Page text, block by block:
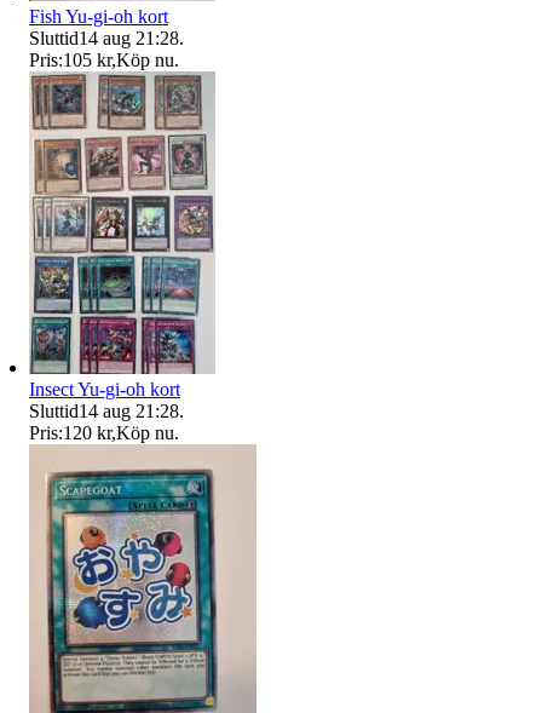
Fish Yu-gi-oh kort
Sluttid14 aug 21:28.
Pris:105 kr,Köp nu.
Insect Yu-gi-oh kort
Sluttid14 aug 21:28.
Pris:120 kr,Köp nu.